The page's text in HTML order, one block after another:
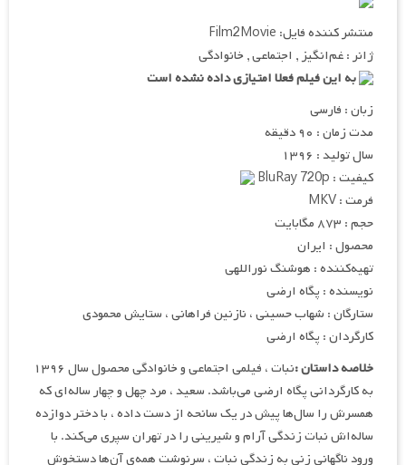
منتشر کننده فایل: Film2Movie
ژانر : غم‌انگیز , اجتماعی , خانوادگی
به این فیلم فعلا امتیازی داده نشده است
زبان : فارسی
مدت زمان : ۹۰ دقیقه
سال تولید : ۱۳۹۶
کیفیت : BluRay 720p
فرمت : MKV
حجم : ۸۷۳ مگابایت
محصول : ایران
تهیهکننده : هوشنگ نوراللهی
نویسنده : پگاه ارضی
ستارگان : شهاب حسینی ، نازنین فراهانی ، ستایش محمودی
کارگردان : پگاه ارضی
خلاصه داستان :
نبات ، فیلمی اجتماعی و خانوادگی محصول سال ۱۳۹۶
به کارگردانی پگاه ارضی می‌باشد. سعید ، مرد چهل و چهار ساله‌ای که
همسرش را سال‌ها پیش در یک سانحه از دست داده ، با دختر دوازده
ساله‌اش نبات زندگی آرام و شیرینی را در تهران سپری می‌کند. با
ورود ناگهانی زنی به زندگی نبات ، سرنوشت همه‌ی آن‌ها دستخوش